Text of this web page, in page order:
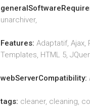
unarchiver,
Features: Adaptatif, Ajax,
Templates, HTML 5,
webServerCompatibility:
tags: cleaner, cleaning,